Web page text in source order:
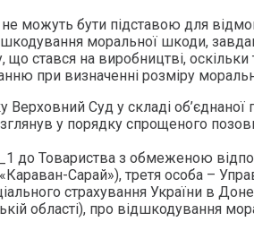
не можуть бути підставою для
моральної шкоди,
стався на виробництві, оскільки
при визначенні розміру
Верховний Суд у складі об’єднаної
у порядку спрощеного
до Товариства з обмеженою
Сарай»), третя особа –
страхування України в
області), про відшкодування